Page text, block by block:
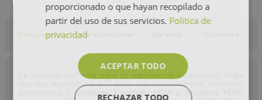
Descripción Características
La solución perfecta para tu experiencia audiovisual. Haga
que sus dispositivos A/V sean más convenientes, cómodos,
productivos y rentables, 1 entrada HDMI a 4 salidas HDMI,
proporcionado o que hayan recopilado a
partir del uso de sus servicios. Política de
privacidad
ACEPTAR TODO
RECHAZAR TODO